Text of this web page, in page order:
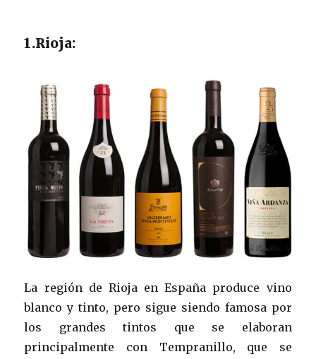
1.Rioja:
La región de Rioja en España produce vino
blanco y tinto, pero sigue siendo famosa por
los grandes tintos que se elaboran
principalmente con Tempranillo, que se